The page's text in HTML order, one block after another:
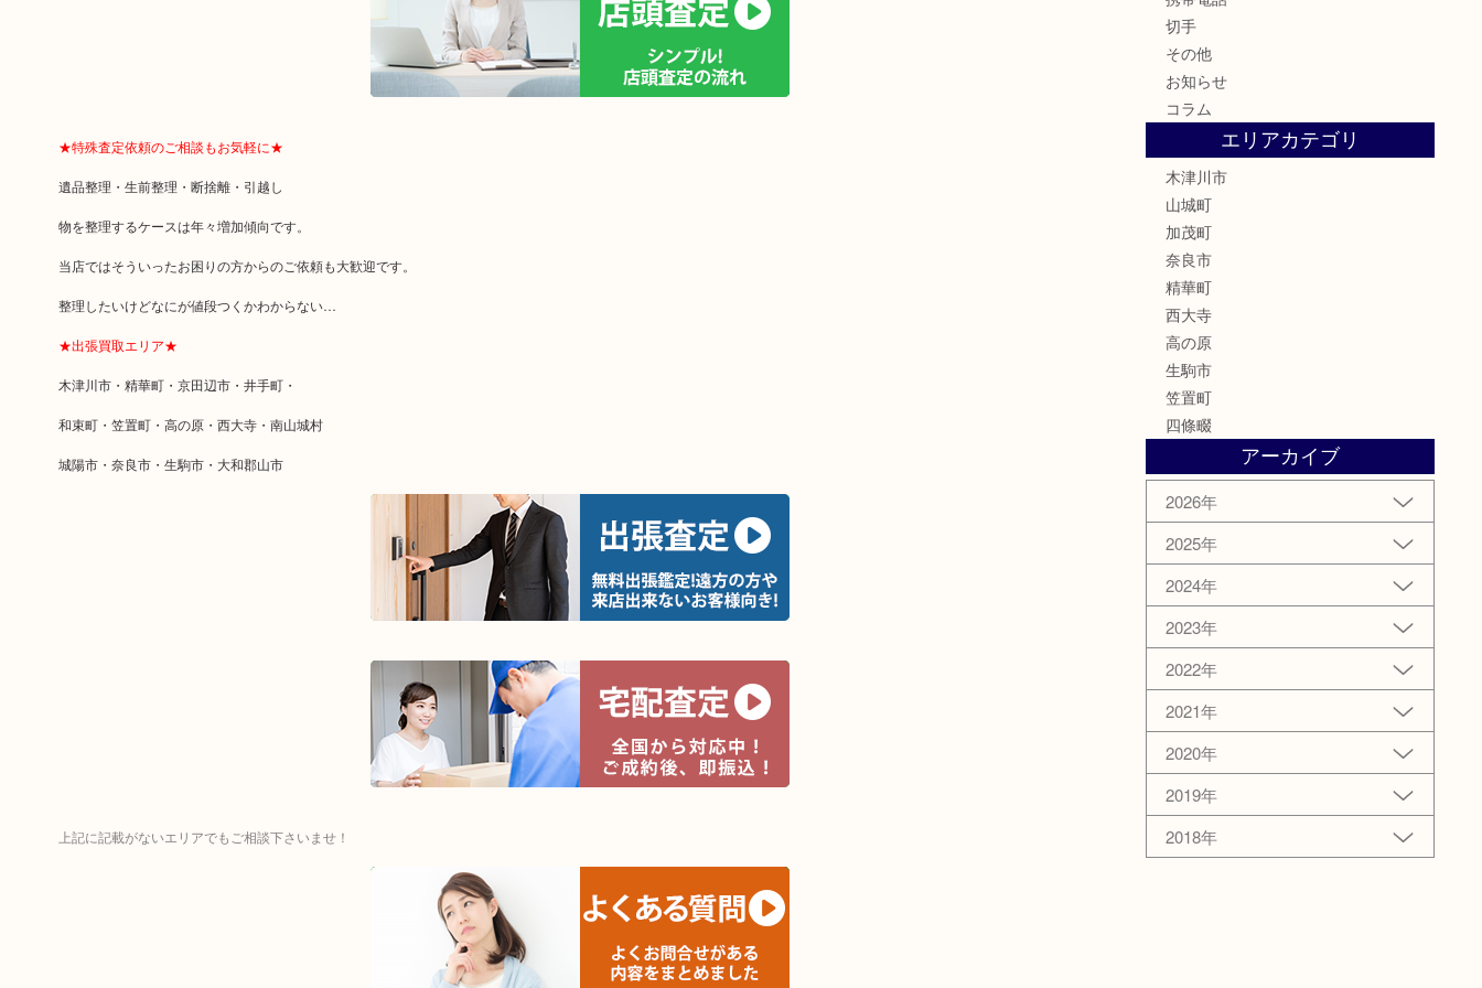
★特殊査定依頼のご相談もお気軽に★
遺品整理・生前整理・断捨離・引越し
物を整理するケースは年々増加傾向です。
当店ではそういったお困りの方からのご依頼も大歓迎です。
整理したいけどなにが値段つくかわからない…
★出張買取エリア★
木津川市・精華町・京田辺市・井手町・
和束町・笠置町・高の原・西大寺・南山城村
城陽市・奈良市・生駒市・大和郡山市
上記に記載がないエリアでもご相談下さいませ！
切手
その他
お知らせ
コラム
エリアカテゴリ
木津川市
山城町
加茂町
奈良市
精華町
西大寺
高の原
生駒市
笠置町
四條畷
アーカイブ
2026年
2025年
2024年
2023年
2022年
2021年
2020年
2019年
2018年